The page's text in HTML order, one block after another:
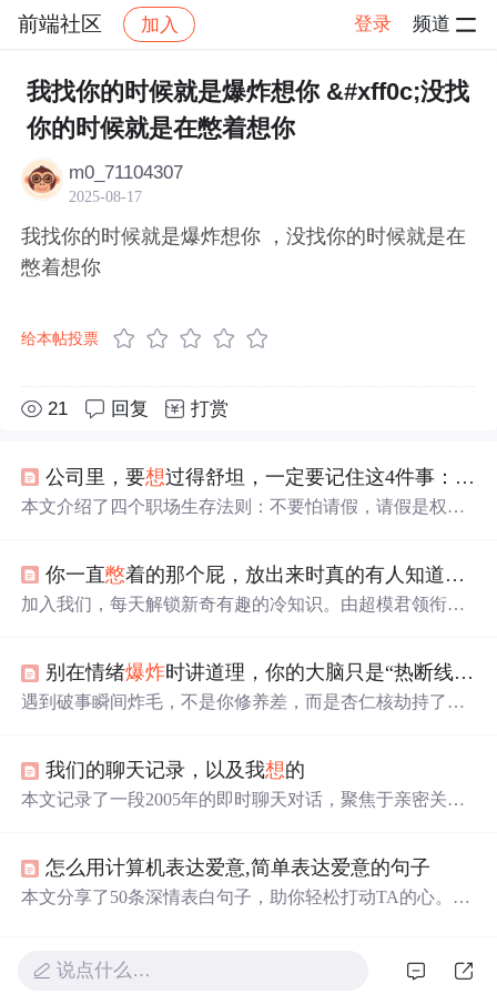
前端社区 加入 登录 频道
社区 前端社区 感慨 帖子详情
我找你的时候就是爆炸想你 &#xff0c;没找
你的时候就是在憋着想你
m0_71104307
2025-08-17
我找你的时候就是爆炸想你 ，没找你的时候就是在
憋着想你
给本帖投票
21 回复 打赏
公司里，要想过得舒坦，一定要记住这4件事：1、不要怕请假；2、工作量太重，要提出来；3、工作受了委屈，别
本文介绍了四个职场生存法则：不要怕请假，请假是权
方式方法。适度表达、请假和拒绝，才能成为职场聪明
人。
你一直憋着的那个屁，放出来时真的有人知道吗？我先告诉你
加入我们，每天解锁新奇有趣的冷知识。由超模君领衔，
别在情绪爆炸时讲道理，你的大脑只是“热断线”了
遇到破事瞬间炸毛，不是你修养差，而是杏仁核劫持了大
（冷水/视觉刺激）和长呼气，强制降温重启。
我们的聊天记录，以及我想的
本文记录了一段2005年的即时聊天对话，聚焦于亲密关系
题，并触及情感耗竭、自我边界意识觉醒及关系本质的哲
学反思。内容涉及情绪管理、人际反馈机制、依恋表达方
怎么用计算机表达爱意,简单表达爱意的句子
本文分享了50条深情表白句子，助你轻松打动TA的心。从
确幸，这里都有灵感。
说点什么…